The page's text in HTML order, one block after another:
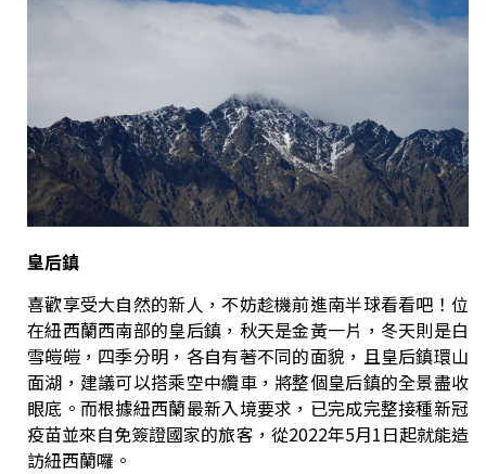
皇后鎮
喜歡享受大自然的新人，不妨趁機前進南半球看看吧！位
在紐西蘭西南部的皇后鎮，秋天是金黃一片，冬天則是白
雪皚皚，四季分明，各自有著不同的面貌，且皇后鎮環山
面湖，建議可以搭乘空中纜車，將整個皇后鎮的全景盡收
眼底。而根據紐西蘭最新入境要求，已完成完整接種新冠
疫苗並來自免簽證國家的旅客，從2022年5月1日起就能造
訪紐西蘭囉。